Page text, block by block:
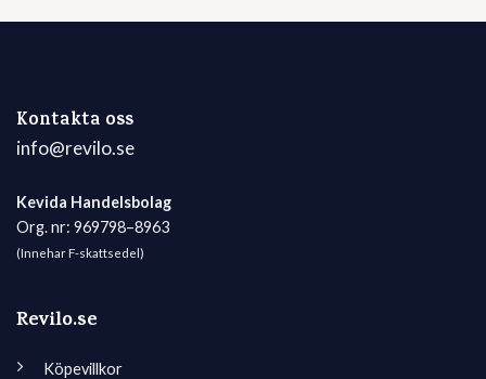
Kontakta oss
info@revilo.se
Kevida Handelsbolag
Org. nr: 969798–8963
(Innehar F-skattsedel)
Revilo.se
Köpevillkor